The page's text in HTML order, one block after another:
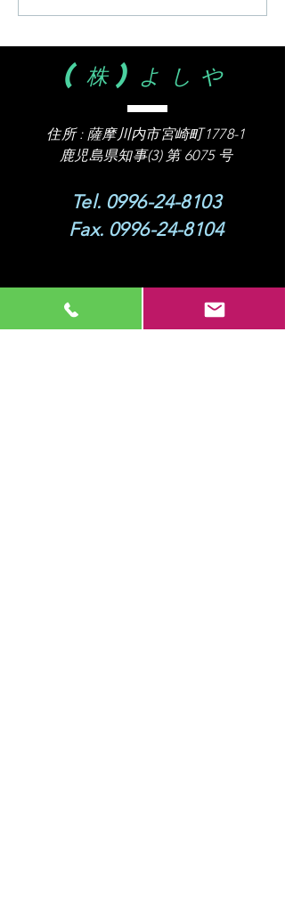
(株)よしや
住所 : 薩摩川内市宮崎町1778-1
​鹿児島県知事(3) 第 6075 号
Tel. 0996-24-8103
Fax. 0996-24-8104
営業時間